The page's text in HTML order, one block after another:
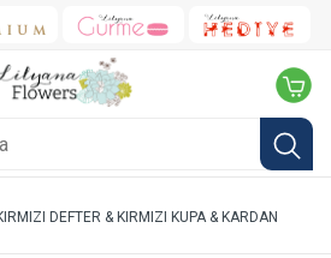
DEFTER & KIRMIZI KUPA & KARDAN